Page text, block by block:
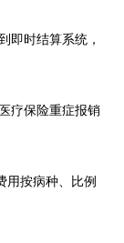
时结算系统，
疗保险重症报销
、比例